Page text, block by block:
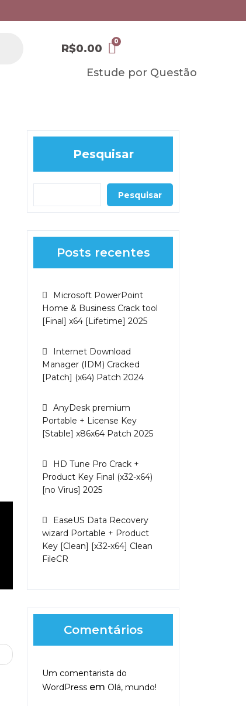
R$0.00
Estude por Questão
Pesquisar
Pesquisar
Posts recentes
Microsoft PowerPoint
Home & Business Crack tool
[Final] x64 [Lifetime] 2025
Internet Download
Manager (IDM) Cracked
[Patch] (x64) Patch 2024
AnyDesk premium
Portable + License Key
[Stable] x86x64 Patch 2025
HD Tune Pro Crack +
Product Key Final (x32-x64)
[no Virus] 2025
EaseUS Data Recovery
wizard Portable + Product
Key [Clean] [x32-x64] Clean
FileCR
Comentários
Um comentarista do
WordPress em Olá, mundo!